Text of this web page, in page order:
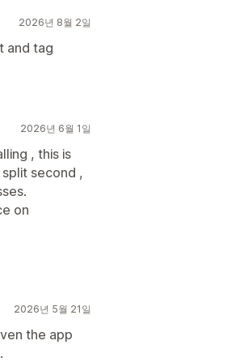
2026년 8월 2일
and tag
2026년 6월 1일
, this is
second ,
on
2026년 5월 21일
the app